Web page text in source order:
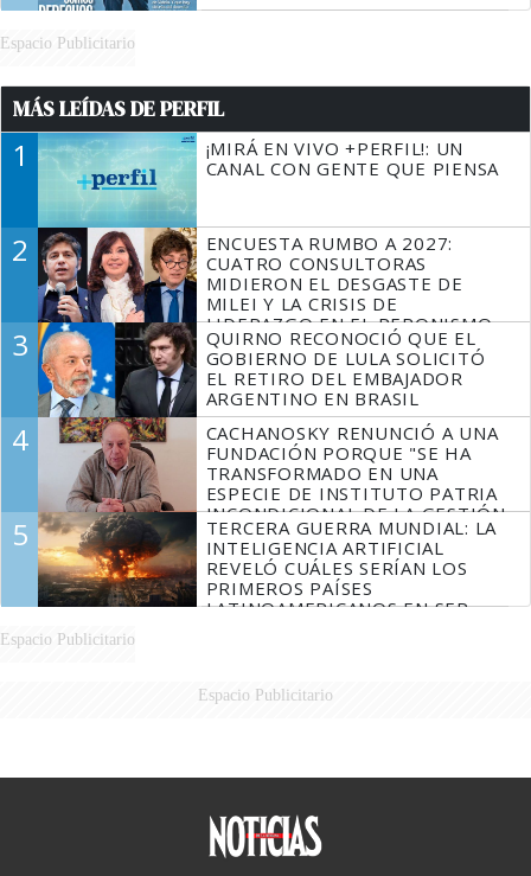
Espacio Publicitario
MÁS LEÍDAS DE PERFIL
1
¡MIRÁ EN VIVO +PERFIL!: UN
CANAL CON GENTE QUE PIENSA
2
ENCUESTA RUMBO A 2027:
CUATRO CONSULTORAS
MIDIERON EL DESGASTE DE
MILEI Y LA CRISIS DE
LIDERAZGO EN EL PERONISMO
3
QUIRNO RECONOCIÓ QUE EL
GOBIERNO DE LULA SOLICITÓ
EL RETIRO DEL EMBAJADOR
ARGENTINO EN BRASIL
4
CACHANOSKY RENUNCIÓ A UNA
FUNDACIÓN PORQUE "SE HA
TRANSFORMADO EN UNA
ESPECIE DE INSTITUTO PATRIA
INCONDICIONAL DE LA GESTIÓN
DE MILEI"
5
TERCERA GUERRA MUNDIAL: LA
INTELIGENCIA ARTIFICIAL
REVELÓ CUÁLES SERÍAN LOS
PRIMEROS PAÍSES
LATINOAMERICANOS EN SER
Espacio Publicitario
Espacio Publicitario